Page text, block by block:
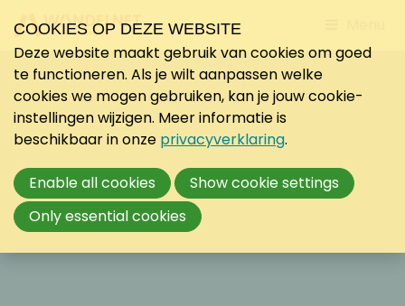
to
COOKIES OP DEZE WEBSITE
Deze website maakt gebruik van cookies om goed
te functioneren. Als je wilt aanpassen welke
cookies we mogen gebruiken, kan je jouw cookie-
instellingen wijzigen. Meer informatie is
beschikbaar in onze privacyverklaring.
Enable all cookies
Show cookie settings
Only essential cookies